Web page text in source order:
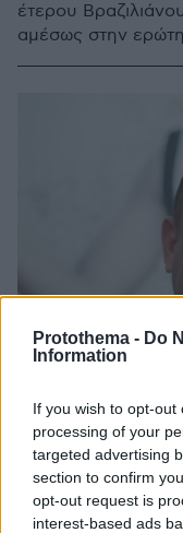
Protothema - Do
Information
If you wish to opt-
processing of your
targeted advertising
section to confirm
opt-out request is
interest-based ads
έτερου
αμέσως στην